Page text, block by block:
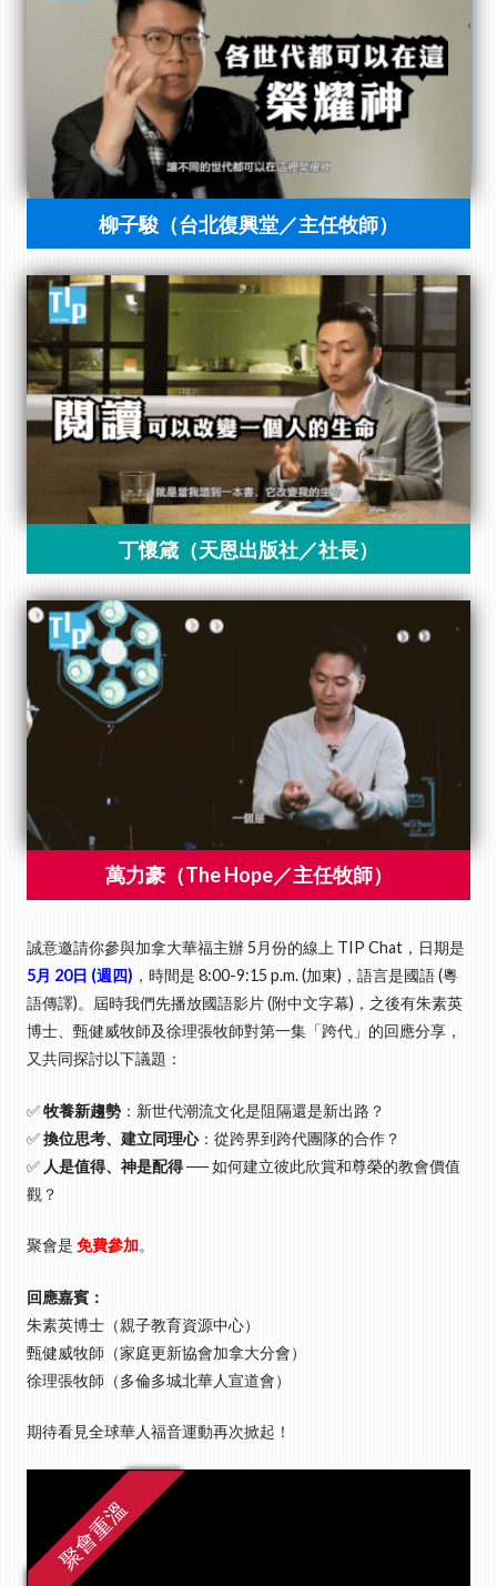
誠意邀請你參與加拿大華福主辦 5月份的線上 TIP Chat，日期是
5月 20日 (週四) ，時間是 8:00-9:15 p.m. (加東)，語言是國語 (粵
語傳譯)。屆時我們先播放國語影片 (附中文字幕)，之後有朱素英
博士、甄健威牧師及徐理張牧師對第一集「跨代」的回應分享，
又共同探討以下議題：
✅牧養新趨勢 ：新世代潮流文化是阻隔還是新出路？
✅換位思考、建立同理心：從跨界到跨代團隊的合作？
✅ 人是值得、神是配得── 如何建立彼此欣賞和尊榮的教會價值
觀？
聚會是 免費參加。
回應嘉賓：
朱素英博士（親子教育資源中心）
甄健威牧師（家庭更新協會加拿大分會）
徐理張牧師（多倫多城北華人宣道會）
期待看見全球華人福音運動再次掀起！